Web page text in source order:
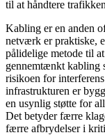
til at håndtere
Kabling er en anden
netværk er praktiske,
pålidelige metode til
gennemtænkt kabling
risikoen for
infrastrukturen er
en usynlig støtte for
Det betyder færre
færre afbrydelser i